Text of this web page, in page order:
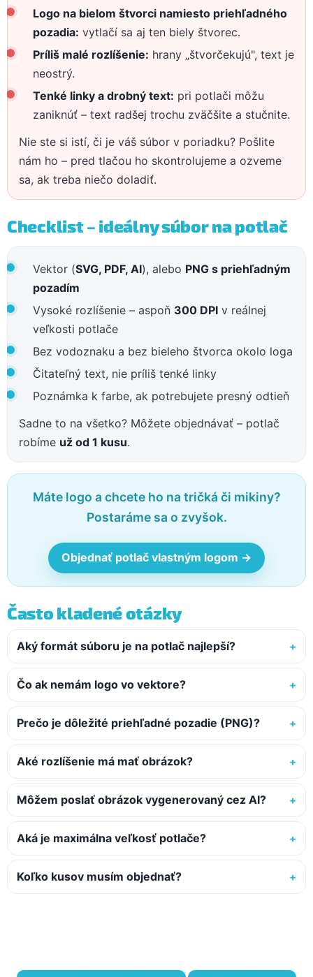
Logo na bielom štvorci namiesto priehľadného
pozadia: vytlačí sa aj ten biely štvorec.
Príliš malé rozlíšenie: hrany „štvorčekujú", text je
neostrý.
Tenké linky a drobný text: pri potlači môžu
zaniknúť – text radšej trochu zväčšite a stučnite.
Nie ste si istí, či je váš súbor v poriadku? Pošlite
nám ho – pred tlačou ho skontrolujeme a ozveme
sa, ak treba niečo doladiť.
Checklist – ideálny súbor na potlač
Vektor (SVG, PDF, AI), alebo PNG s priehľadným
pozadím
Vysoké rozlíšenie – aspoň 300 DPI v reálnej
veľkosti potlače
Bez vodoznaku a bez bieleho štvorca okolo loga
Čitateľný text, nie príliš tenké linky
Poznámka k farbe, ak potrebujete presný odtieň
Sadne to na všetko? Môžete objednávať – potlač
robíme už od 1 kusu.
Máte logo a chcete ho na tričká či mikiny?
Postaráme sa o zvyšok.
Objednať potlač vlastným logom →
Často kladené otázky
Aký formát súboru je na potlač najlepší?
Čo ak nemám logo vo vektore?
Prečo je dôležité priehľadné pozadie (PNG)?
Aké rozlíšenie má mať obrázok?
Môžem poslať obrázok vygenerovaný cez AI?
Aká je maximálna veľkosť potlače?
Koľko kusov musím objednať?